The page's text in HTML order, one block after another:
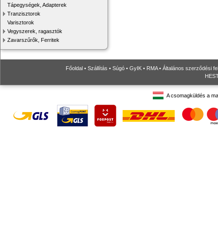
Tápegységek, Adapterek
Tranzisztorok
Varisztorok
Vegyszerek, ragasztók
Zavarszűrők, Ferritek
Főoldal • Szállítás • Súgó • GyIK • RMA• Általános szerződési
A csomagküldés a